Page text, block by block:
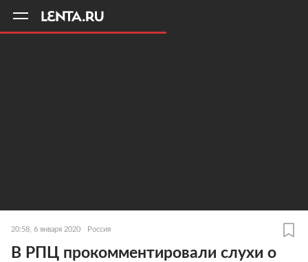
20:58, 6 января 2020 Россия
В РПЦ прокомментировали слухи о